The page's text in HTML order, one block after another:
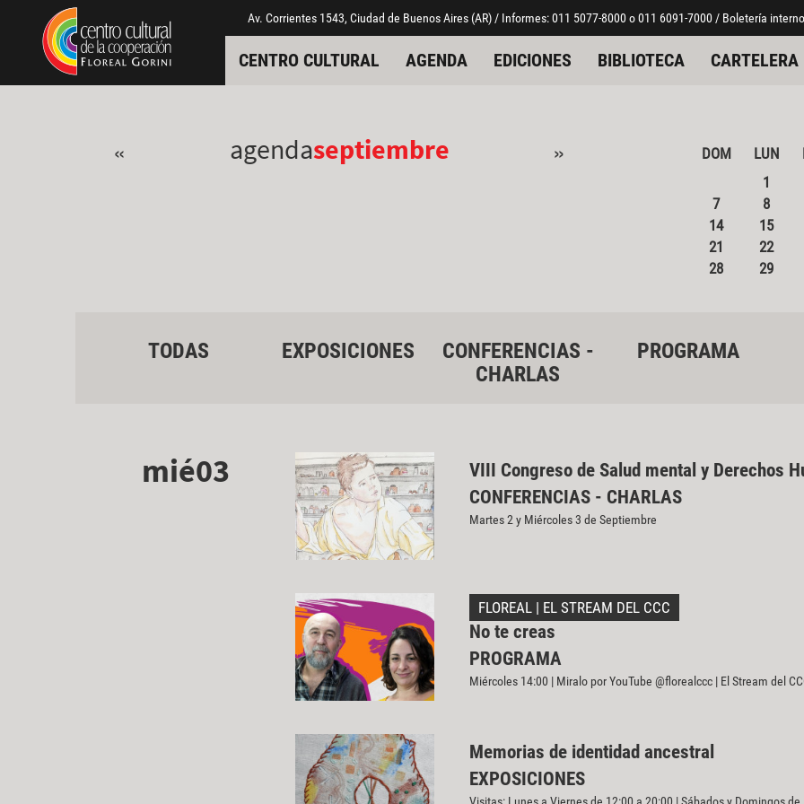
Pasar al contenido principal
Jump to main content Av. Corrientes 1543, Ciudad de Buenos Aires (AR) / Informes: 011 5077-8000 o 011 6091-7000 / Boletería
CENTRO CULTURAL AGENDA EDICIONES BIBLIOTECA CARTELERA
« agendaseptiembre » DOM LUN
1
7
8
14
15
21
22
28
29
TODAS EXPOSICIONES
CONFERENCIAS -
CHARLAS
PROGRAMA
mié03
VIII Congreso de Salud mental y Derechos
CONFERENCIAS - CHARLAS
Martes 2 y Miércoles 3 de Septiembre
FLOREAL | EL STREAM DEL CCC
No te creas
PROGRAMA
Miércoles 14:00 | Miralo por YouTube @florealccc | El Stream del
Memorias de identidad ancestral
EXPOSICIONES